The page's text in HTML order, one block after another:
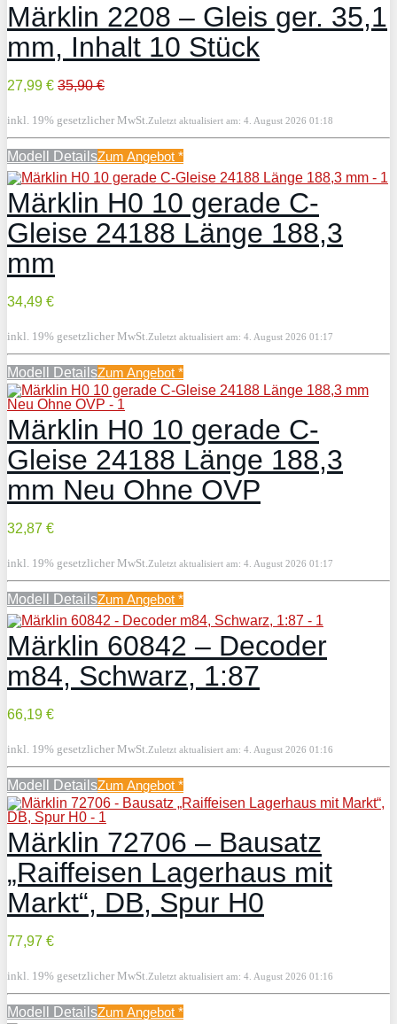
Märklin 2208 – Gleis ger. 35,1
mm, Inhalt 10 Stück
27,99 € 35,90 €
inkl. 19% gesetzlicher MwSt.Zuletzt aktualisiert am: 4. August 2026 01:18
Modell DetailsZum Angebot *
Märklin H0 10 gerade C-
Gleise 24188 Länge 188,3
mm
34,49 €
inkl. 19% gesetzlicher MwSt.Zuletzt aktualisiert am: 4. August 2026 01:17
Modell DetailsZum Angebot *
Märklin H0 10 gerade C-
Gleise 24188 Länge 188,3
mm Neu Ohne OVP
32,87 €
inkl. 19% gesetzlicher MwSt.Zuletzt aktualisiert am: 4. August 2026 01:17
Modell DetailsZum Angebot *
Märklin 60842 – Decoder
m84, Schwarz, 1:87
66,19 €
inkl. 19% gesetzlicher MwSt.Zuletzt aktualisiert am: 4. August 2026 01:16
Modell DetailsZum Angebot *
Märklin 72706 – Bausatz
„Raiffeisen Lagerhaus mit
Markt“, DB, Spur H0
77,97 €
inkl. 19% gesetzlicher MwSt.Zuletzt aktualisiert am: 4. August 2026 01:16
Modell DetailsZum Angebot *